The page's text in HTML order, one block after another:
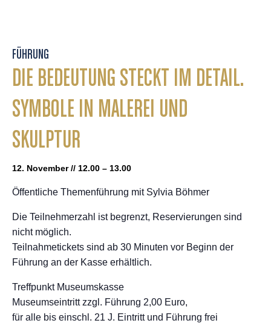
FÜHRUNG
DIE BEDEUTUNG STECKT IM DETAIL.
SYMBOLE IN MALEREI UND
SKULPTUR
12. November // 12.00 – 13.00
Öffentliche Themenführung mit Sylvia Böhmer
Die Teilnehmerzahl ist begrenzt, Reservierungen sind
nicht möglich.
Teilnahmetickets sind ab 30 Minuten vor Beginn der
Führung an der Kasse erhältlich.
Treffpunkt Museumskasse
Museumseintritt zzgl. Führung 2,00 Euro,
für alle bis einschl. 21 J. Eintritt und Führung frei